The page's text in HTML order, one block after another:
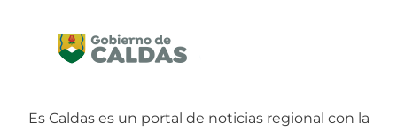
Es Caldas es un portal de noticias regional con la